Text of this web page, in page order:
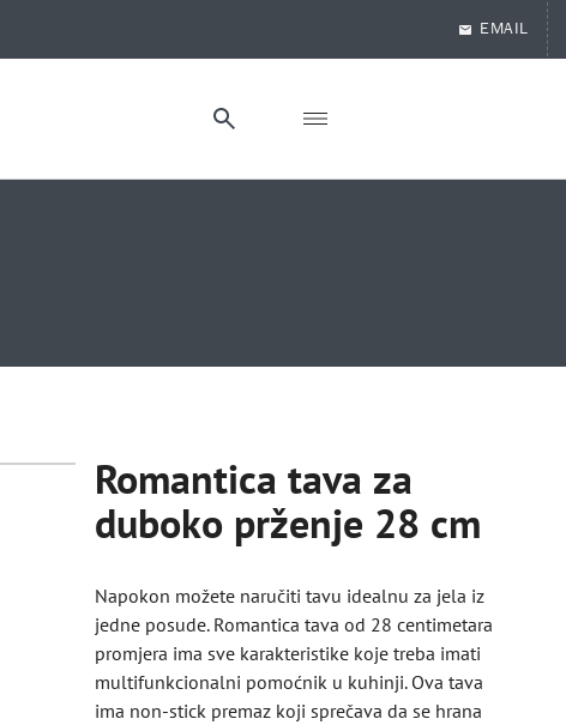
EMAIL
Romantica tava za
duboko prženje 28 cm
Napokon možete naručiti tavu idealnu za jela iz
jedne posude. Romantica tava od 28 centimetara
promjera ima sve karakteristike koje treba imati
multifunkcionalni pomoćnik u kuhinji. Ova tava
ima non-stick premaz koji sprečava da se hrana